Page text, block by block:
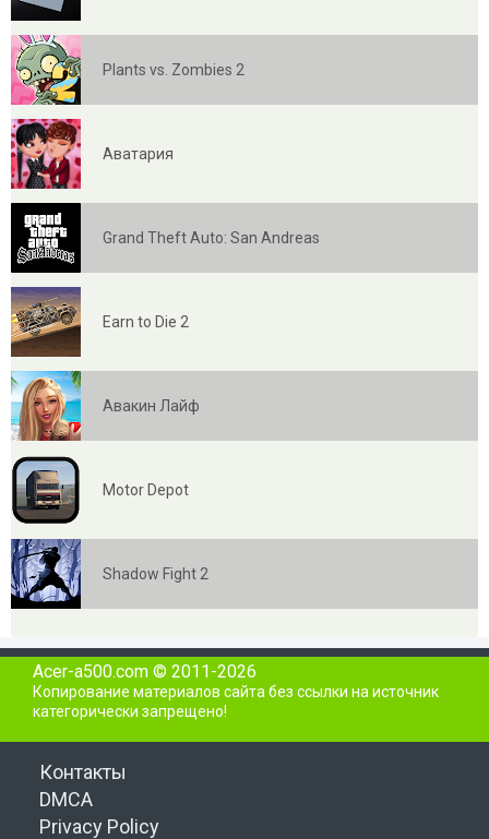
Plants vs. Zombies 2
Аватария
Grand Theft Auto: San Andreas
Earn to Die 2
Авакин Лайф
Motor Depot
Shadow Fight 2
Acer-a500.com © 2011-2026
Копирование материалов сайта без ссылки на источник
категорически запрещено!
Контакты
DMCA
Privacy Policy